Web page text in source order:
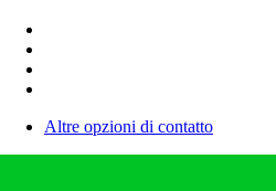
Altre opzioni di contatto